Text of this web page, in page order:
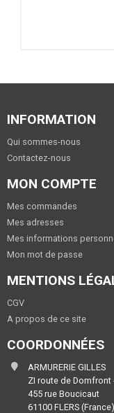
INFORMATION
Qui sommes-nous
Contactez-nous
MON COMPTE
Mes commandes
Mes adresses
Mes informations
Mon mot de passe
MENTIONS
CGV
A propos de ce site
COORDONNÉES
ARMURERIE GILLES
ZI route de Domfront
455 rue Boucicaut
61100 FLERS (France)